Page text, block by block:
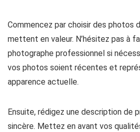
Commencez par choisir des photos
mettent en valeur. N’hésitez pas à
photographe professionnel si
vos photos soient récentes et
apparence actuelle.
Ensuite, rédigez une description de
sincère. Mettez en avant vos